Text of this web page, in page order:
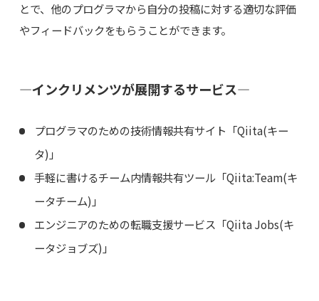
とで、他のプログラマから自分の投稿に対する適切な評価
やフィードバックをもらうことができます。
―インクリメンツが展開するサービス―
プログラマのための技術情報共有サイト「Qiita(キー
タ)」
手軽に書けるチーム内情報共有ツール「Qiita:Team(キ
ータチーム)」
エンジニアのための転職支援サービス「Qiita Jobs(キ
ータジョブズ)」